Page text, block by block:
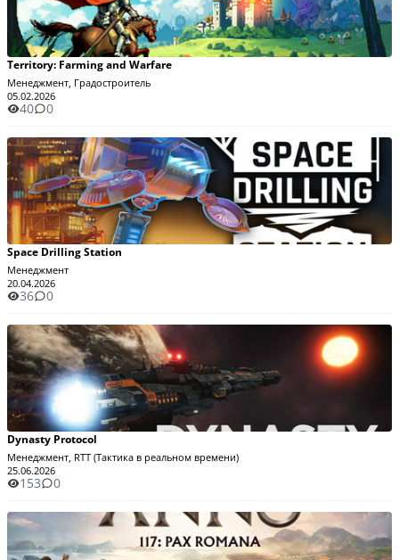
Territory: Farming and Warfare
Менеджмент, Градостроитель
05.02.2026
40 0
Space Drilling Station
Менеджмент
20.04.2026
36 0
Dynasty Protocol
Менеджмент, RTT (Тактика в реальном времени)
25.06.2026
153 0